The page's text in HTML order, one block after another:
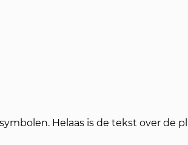
Helaas is de tekst over de